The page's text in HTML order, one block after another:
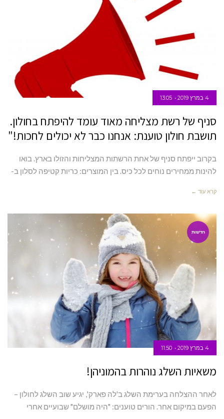
4 במרץ 2019 13:05
סניף של רשת מצליחה מאוד עומד להיפתח בחולון.
תושבת חולון טוענת: אנחנו כבר לא יכולים לחכות!"
בקרוב ייפתח סניף של אחת הרשתות המצליחות והזולו בארץ. בואו
להינות ממחירים נוחים לכל כיס. בין המוצרים: כריות קטיפה לסלון ב-
קרא עוד ←
חדשות
4 במרץ 2019 11:50
משאיות השלג נוהרות בהמוניהן!
לאחר ההצלחה בערימת השלג ב'לה פארק', יגיע שוב השלג לחולון –
הפעם במיקום אחר. הורים טוענים: "היה מושלם" שבועיים אחרי